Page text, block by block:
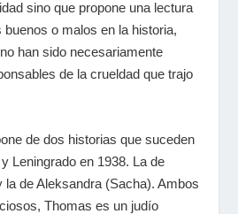
sino que propone una lectura
buenos o malos en la historia,
han sido necesariamente
de la crueldad que trajo
de dos historias que suceden
Leningrado en 1938. La de
de Aleksandra (Sacha). Ambos
Thomas es un judío